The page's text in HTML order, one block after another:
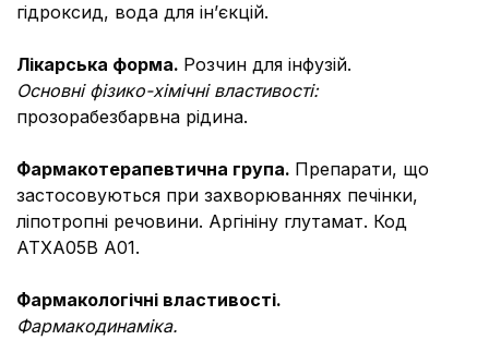
гідроксид, вода для ін’єкцій.
Лікарська форма. Розчин для інфузій.
Основні фізико-хімічні властивості:
прозорабезбарвна рідина.
Фармакотерапевтична група. Препарати, що
застосовуються при захворюваннях печінки,
ліпотропні речовини. Аргініну глутамат. Код
АТХА05В А01.
Фармакологічні властивості.
Фармакодинаміка.